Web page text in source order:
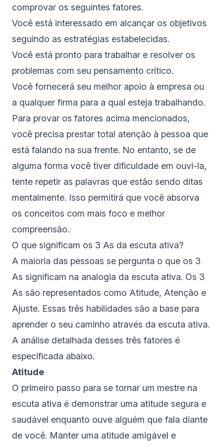
comprovar os seguintes fatores.
Você está interessado em alcançar os objetivos
seguindo as estratégias estabelecidas.
Você está pronto para trabalhar e resolver os
problemas com seu pensamento crítico.
Você fornecerá seu melhor apoio à empresa ou
a qualquer firma para a qual esteja trabalhando.
Para provar os fatores acima mencionados,
você precisa prestar total atenção à pessoa que
está falando na sua frente. No entanto, se de
alguma forma você tiver dificuldade em ouvi-la,
tente repetir as palavras que estão sendo ditas
mentalmente. Isso permitirá que você absorva
os conceitos com mais foco e melhor
compreensão.
O que significam os 3 As da escuta ativa?
A maioria das pessoas se pergunta o que os 3
As significam na analogia da escuta ativa. Os 3
As são representados como Atitude, Atenção e
Ajuste. Essas três habilidades são a base para
aprender o seu caminho através da escuta ativa.
A análise detalhada desses três fatores é
especificada abaixo.
Atitude
O primeiro passo para se tornar um mestre na
escuta ativa é demonstrar uma atitude segura e
saudável enquanto ouve alguém que fala diante
de você. Manter uma atitude amigável e